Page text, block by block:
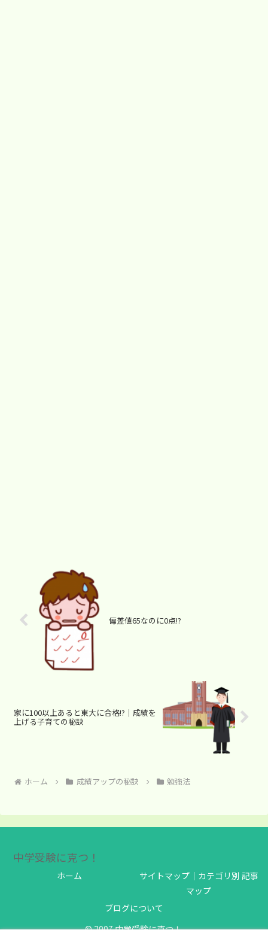
偏差値65なのに0点!?
家に100以上あると東大に合格!?｜成績を
上げる子育ての秘訣
ホーム 成績アップの秘訣 勉強法
中学受験に克つ！
ホーム
サイトマップ｜カテゴリ別 記事
マップ
ブログについて
© 2007 中学受験に克つ！.